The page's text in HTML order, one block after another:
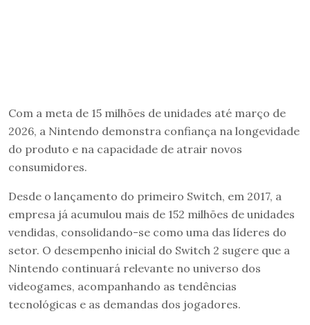
Com a meta de 15 milhões de unidades até março de
2026, a Nintendo demonstra confiança na longevidade
do produto e na capacidade de atrair novos
consumidores.
Desde o lançamento do primeiro Switch, em 2017, a
empresa já acumulou mais de 152 milhões de unidades
vendidas, consolidando-se como uma das líderes do
setor. O desempenho inicial do Switch 2 sugere que a
Nintendo continuará relevante no universo dos
videogames, acompanhando as tendências
tecnológicas e as demandas dos jogadores.